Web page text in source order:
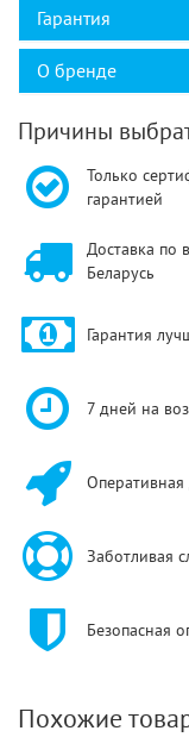
Гарантия
О бренде
Причины
Только
гарантией
Доставка по
Беларусь
Гарантия
7 дней на
Оперативная
Заботливая
Безопасная
Похожие